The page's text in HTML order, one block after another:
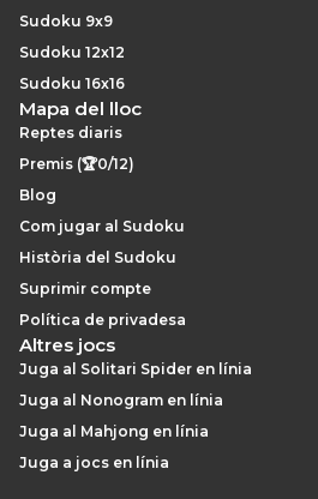
Sudoku 9x9
Sudoku 12x12
Sudoku 16x16
Mapa del lloc
Reptes diaris
Premis (🏆0/12)
Blog
Com jugar al Sudoku
Història del Sudoku
Suprimir compte
Política de privadesa
Altres jocs
Juga al Solitari Spider en línia
Juga al Nonogram en línia
Juga al Mahjong en línia
Juga a jocs en línia